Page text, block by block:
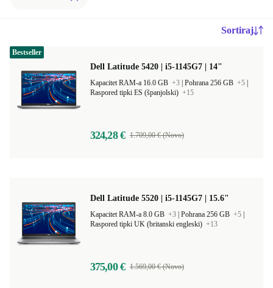
Sortiraj
Dell Latitude 5420 | i5-1145G7 | 14"
Kapacitet RAM-a 16.0 GB +3 Pohrana 256 GB +5
Raspored tipki ES (španjolski) +15
324,28 € 1.709,00 € (Novo)
Bestseller
Dell Latitude 5520 | i5-1145G7 | 15.6"
Kapacitet RAM-a 8.0 GB +3 Pohrana 256 GB +5
Raspored tipki UK (britanski engleski) +13
375,00 € 1.569,00 € (Novo)